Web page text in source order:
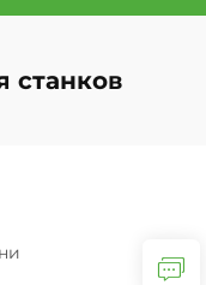
станков